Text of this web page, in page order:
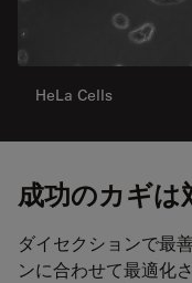
HeLa Cells
成功のカギは
ダイセクションで最
ンに合わせて最適化